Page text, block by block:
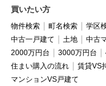
買いたい方
物件検索 町名検索 学区
中古一戸建て
土地 中古
2000万円台
3000万円台
住まい購入の流れ
賃貸VS
マンションVS戸建て